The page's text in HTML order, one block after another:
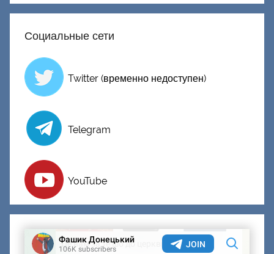
Социальные сети
Twitter (временно недоступен)
Telegram
YouTube